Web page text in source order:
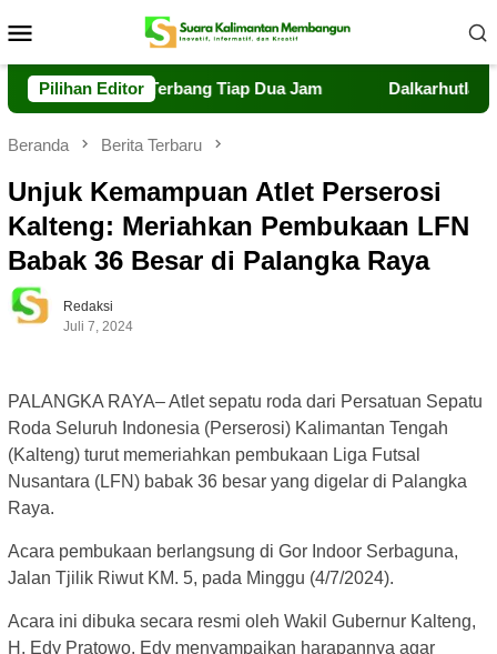
ke
Mobile
Pilihan Editor
Drone Terbang Tiap Dua Jam Dalkarhutla Dishut
Beranda Berita Terbaru
Unjuk Kemampuan Atlet Perserosi
Kalteng: Meriahkan Pembukaan LFN
Babak 36 Besar di Palangka Raya
Redaksi
Juli 7, 2024
PALANGKA RAYA– Atlet sepatu roda dari Persatuan Sepatu
Roda Seluruh Indonesia (Perserosi) Kalimantan Tengah
(Kalteng) turut memeriahkan pembukaan Liga Futsal
Nusantara (LFN) babak 36 besar yang digelar di Palangka
Raya.
Acara pembukaan berlangsung di Gor Indoor Serbaguna,
Jalan Tjilik Riwut KM. 5, pada Minggu (4/7/2024).
Acara ini dibuka secara resmi oleh Wakil Gubernur Kalteng,
H. Edy Pratowo. Edy menyampaikan harapannya agar